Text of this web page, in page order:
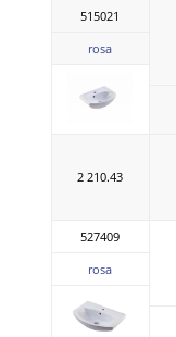
515021
rosa
2 210.43
527409
rosa